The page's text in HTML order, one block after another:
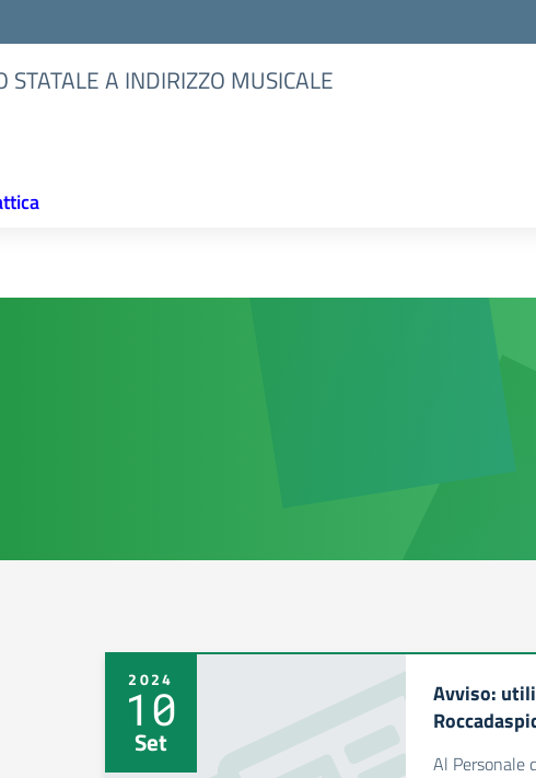
STATALE A INDIRIZZO MUSICALE
2024
10
Set
Avviso:
Al Personale